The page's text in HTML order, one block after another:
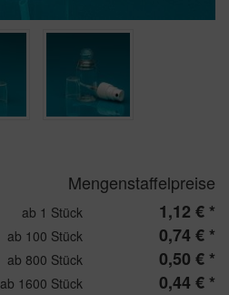
Mengenstaffelpreise
ab 1 Stück 1,12 € *
ab 100 Stück 0,74 € *
ab 800 Stück 0,50 € *
ab 1600 Stück 0,44 € *